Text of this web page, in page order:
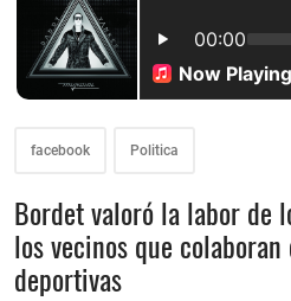
facebook Politica
Bordet valoró la labor de
los vecinos que
deportivas